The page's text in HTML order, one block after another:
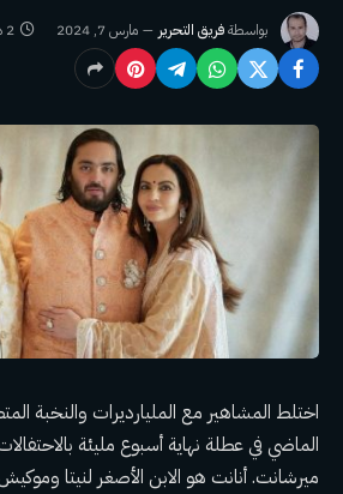
بواسطةفريق التحرير مارس 7, 2024 2 دقائق
اختلط المشاهير مع المليارديرات والنخبة
الماضي في عطلة نهاية أسبوع مليئة
ميرشانت. أنانت هو الابن الأصغر لنيتا